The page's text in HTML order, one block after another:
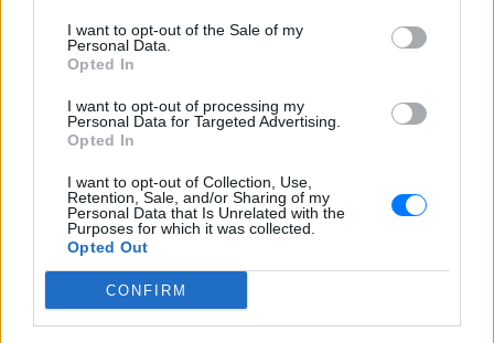
I want to opt-out of the Sale of my
Personal Data.
Opted In
I want to opt-out of processing my
Personal Data for Targeted Advertising.
Opted In
I want to opt-out of Collection, Use,
Retention, Sale, and/or Sharing of my
Personal Data that Is Unrelated with the
Purposes for which it was collected.
Opted Out
CONFIRM
ΔΕΙΤΕ ΕΠΙΣΗΣ
ΣΤΗΝ ΙΔΙΑ ΚΑΤΗΓΟΡΙΑ
Πάρος ‑ Πνιγμός 4χρονου: «Όλα